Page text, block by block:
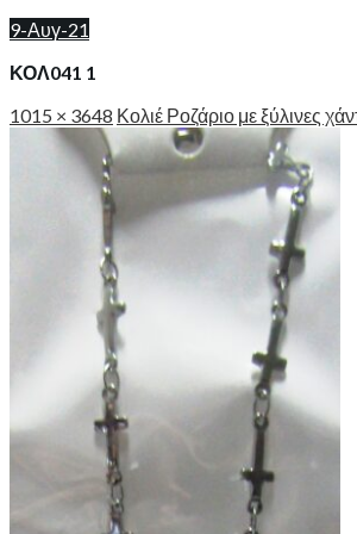
9-Αυγ-21
ΚΟΛ041 1
1015 × 3648 Κολιέ Ροζάριο με ξύλινες